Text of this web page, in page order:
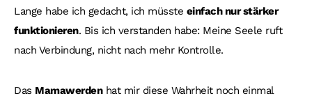
Lange habe ich gedacht, ich müsste einfach nur stärker
funktionieren. Bis ich verstanden habe: Meine Seele ruft
nach Verbindung, nicht nach mehr Kontrolle.
Das Mamawerdenhat mir diese Wahrheit noch einmal